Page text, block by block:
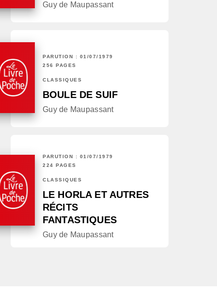
Guy de Maupassant
PARUTION : 01/07/1979
256 PAGES
CLASSIQUES
BOULE DE SUIF
Guy de Maupassant
PARUTION : 01/07/1979
224 PAGES
CLASSIQUES
LE HORLA ET AUTRES
RÉCITS
FANTASTIQUES
Guy de Maupassant